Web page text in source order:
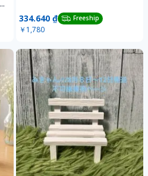
334.640 ₫ Freeship
￥1,780